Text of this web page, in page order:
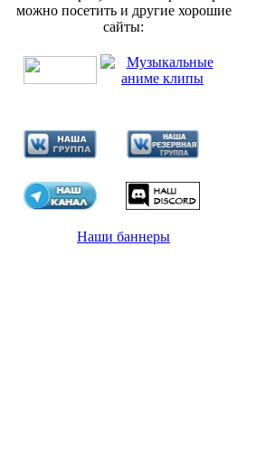
можно посетить и другие хорошие
сайты:
Наши баннеры